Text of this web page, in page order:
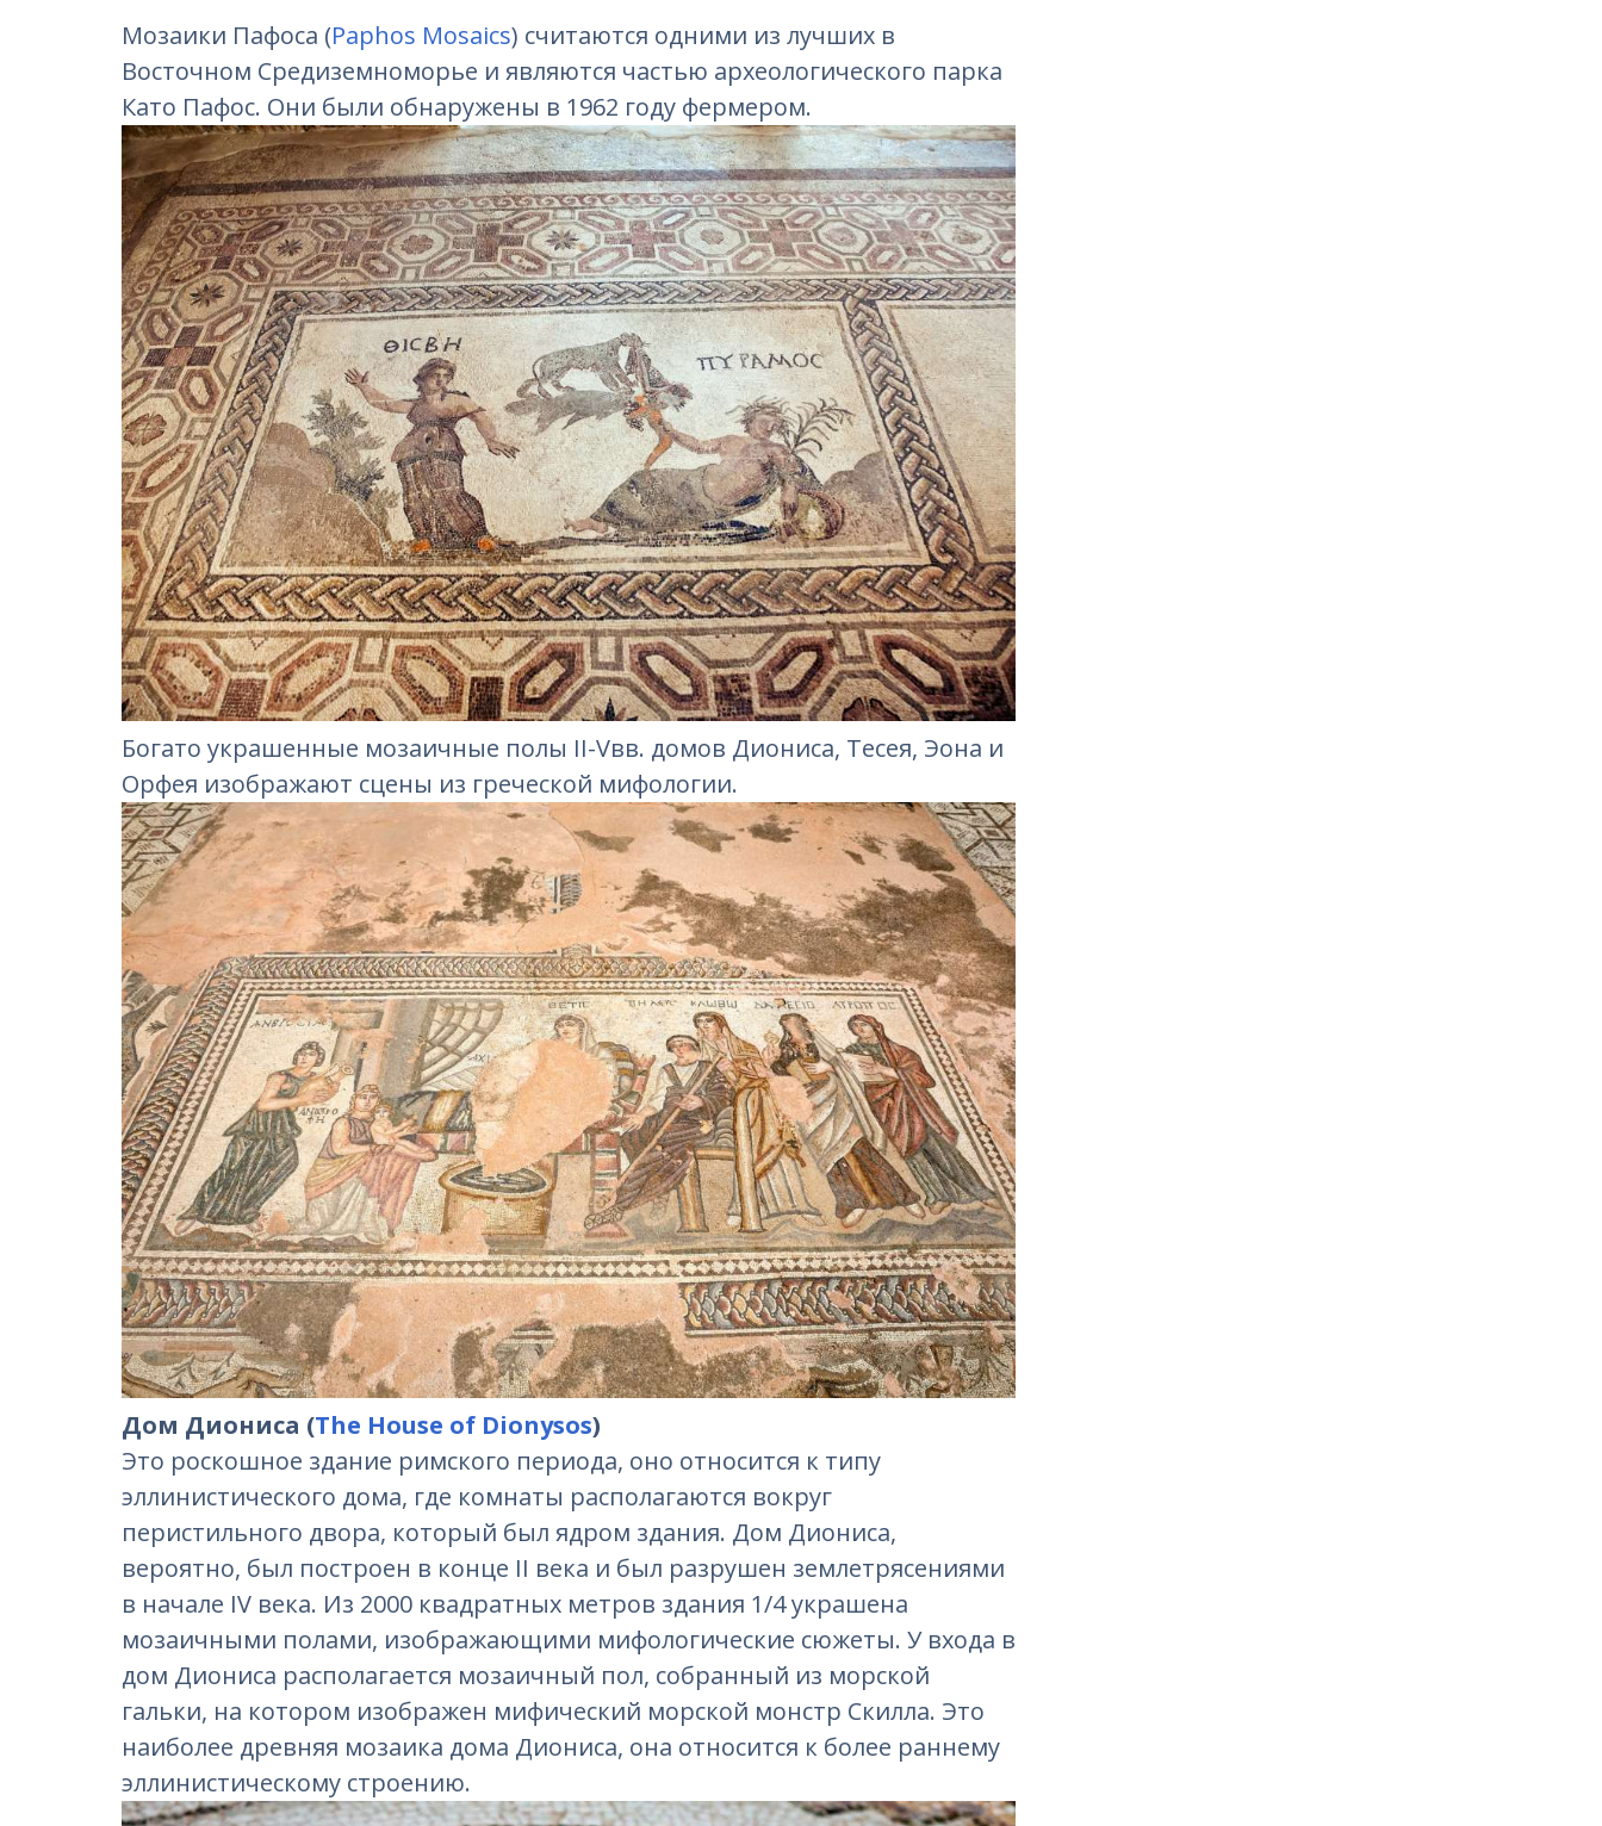
Мозаики Пафоса (Paphos Mosaics) считаются одними из лучших в
Восточном Средиземноморье и являются частью археологического парка
Като Пафос. Они были обнаружены в 1962 году фермером.
Богато украшенные мозаичные полы II-Vвв. домов Диониса, Тесея, Эона и
Орфея изображают сцены из греческой мифологии.
Дом Диониса (The House of Dionysos)
Это роскошное здание римского периода, оно относится к типу
эллинистического дома, где комнаты располагаются вокруг
перистильного двора, который был ядром здания. Дом Диониса,
вероятно, был построен в конце II века и был разрушен землетрясениями
в начале IV века. Из 2000 квадратных метров здания 1/4 украшена
мозаичными полами, изображающими мифологические сюжеты. У входа в
дом Диониса располагается мозаичный пол, собранный из морской
гальки, на котором изображен мифический морской монстр Скилла. Это
наиболее древняя мозаика дома Диониса, она относится к более раннему
эллинистическому строению.